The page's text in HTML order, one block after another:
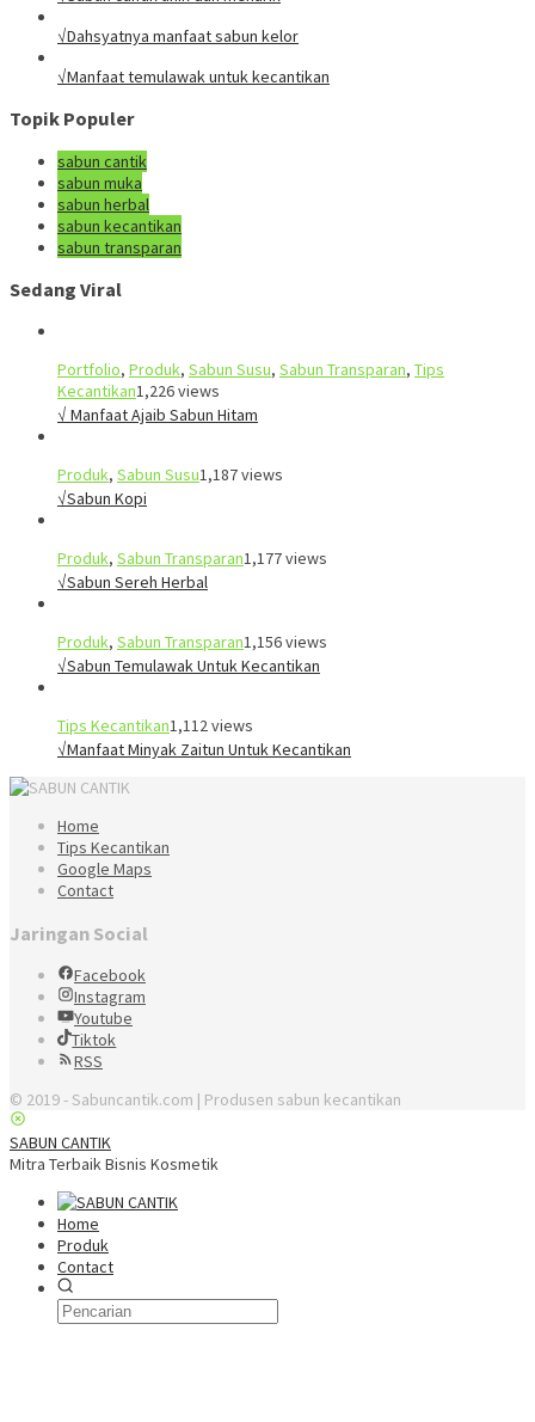
√Dahsyatnya manfaat sabun kelor
√Manfaat temulawak untuk kecantikan
Topik Populer
sabun cantik
sabun muka
sabun herbal
sabun kecantikan
sabun transparan
Sedang Viral
Portfolio, Produk, Sabun Susu, Sabun Transparan, Tips
Kecantikan1,226 views
√ Manfaat Ajaib Sabun Hitam
Produk, Sabun Susu1,187 views
√Sabun Kopi
Produk, Sabun Transparan1,177 views
√Sabun Sereh Herbal
Produk, Sabun Transparan1,156 views
√Sabun Temulawak Untuk Kecantikan
Tips Kecantikan1,112 views
√Manfaat Minyak Zaitun Untuk Kecantikan
Home
Tips Kecantikan
Google Maps
Contact
Jaringan Social
Facebook
Instagram
Youtube
Tiktok
RSS
© 2019 - Sabuncantik.com | Produsen sabun kecantikan
SABUN CANTIK
Mitra Terbaik Bisnis Kosmetik
Home
Produk
Contact